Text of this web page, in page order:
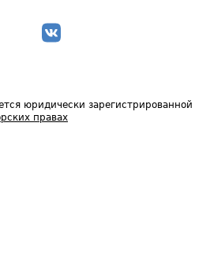
юридически зарегистрированной
правах